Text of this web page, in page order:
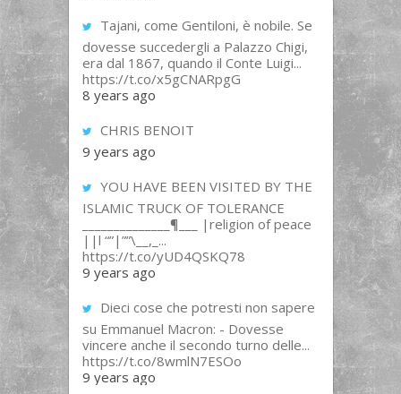
Tajani, come Gentiloni, è nobile. Se
dovesse succedergli a Palazzo Chigi,
era dal 1867, quando il Conte Luigi...
https://t.co/x5gCNARpgG
8 years ago
CHRIS BENOIT
9 years ago
YOU HAVE BEEN VISITED BY THE
ISLAMIC TRUCK OF TOLERANCE
______________¶___ |religion of peace
||l “”|””\__,_...
https://t.co/yUD4QSKQ78
9 years ago
Dieci cose che potresti non sapere
su Emmanuel Macron: - Dovesse
vincere anche il secondo turno delle...
https://t.co/8wmlN7ESOo
9 years ago